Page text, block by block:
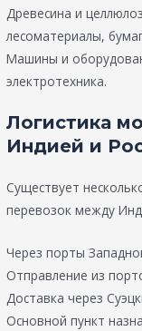
Древесина и
лесоматериалы,
Машины и
электротехника.
Логистика
Индией и
Существует
перевозок между
Через порты
Отправление из
Доставка через
Основной пункт